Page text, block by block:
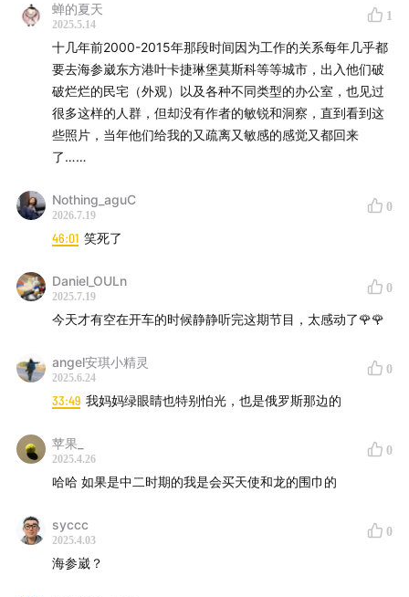
OPPO超影像官方合作摄影师
关于《失温Hypothermy》展览
蝉的夏天
2025.5.14
1
十几年前2000-2015年那段时间因为工作的关系每年几乎都
要去海参崴东方港叶卡捷琳堡莫斯科等等城市，出入他们破
破烂烂的民宅（外观）以及各种不同类型的办公室，也见过
很多这样的人群，但却没有作者的敏锐和洞察，直到看到这
些照片，当年他们给我的又疏离又敏感的感觉又都回来
了……
Nothing_aguC
2026.7.19
0
46:01 笑死了
Daniel_OULn
2025.7.19
0
今天才有空在开车的时候静静听完这期节目，太感动了🌹🌹
angel安琪小精灵
2025.6.24
0
33:49 我妈妈绿眼睛也特别怕光，也是俄罗斯那边的
苹果_
2025.4.26
0
哈哈 如果是中二时期的我是会买天使和龙的围巾的
syccc
2025.4.03
0
海参崴？